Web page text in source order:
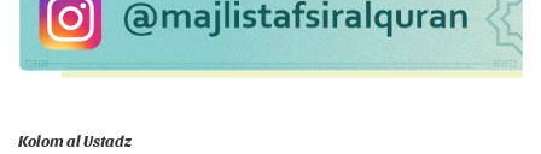
Kolom al Ustadz